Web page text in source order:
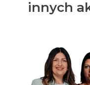
innych